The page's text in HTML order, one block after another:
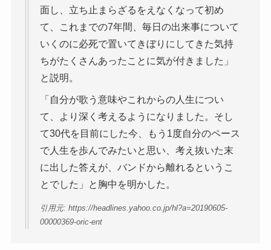
面し、立ち止まらざるをえなくなって初め
て、これまでの7年間、毎日の出来事について
いくのに必死で置いてきぼりにしてきた気持
ちがたくさんあったことに気が付きました」
と説明。
「自分が歌う意味やこれからの人生につい
て、より深く考えるようになりました。そし
て30代を目前にした今、もう1度自分のペース
で人生を歩んでみたいと思い、考え抜いた末
に出した答えが、バンドから離れるというこ
とでした」と胸中を明かした。
引用元: https://headlines.yahoo.co.jp/hl?a=20190605-
00000369-oric-ent